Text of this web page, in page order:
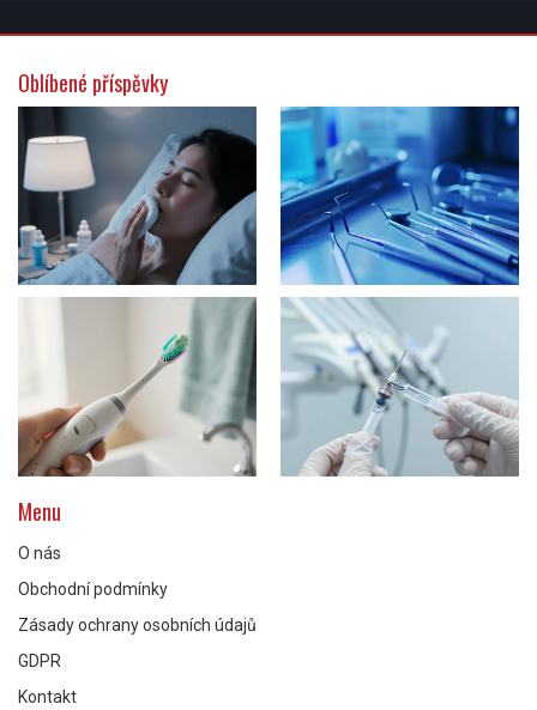
Oblíbené příspěvky
Menu
O nás
Obchodní podmínky
Zásady ochrany osobních údajů
GDPR
Kontakt